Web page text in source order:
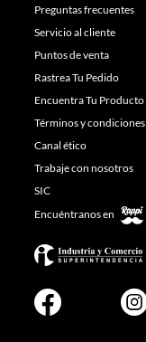
Preguntas frecuentes
Servicio al cliente
Puntos de venta
Rastrea Tu Pedido
Encuentra Tu Producto
Términos y condiciones
Canal ético
Trabaje con nosotros
SIC
Encuéntranos en